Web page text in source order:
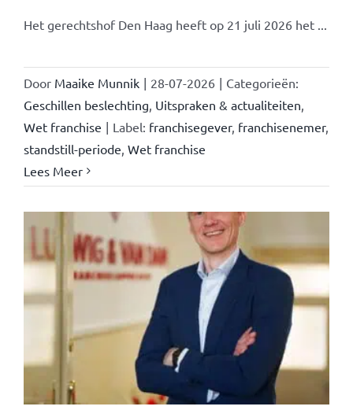
Het gerechtshof Den Haag heeft op 21 juli 2026 het ...
Door Maaike Munnik | 28-07-2026 | Categorieën:
Geschillen beslechting Uitspraken & actualiteiten
Wet franchise | Label: franchisegever, franchisenemer,
standstill-periode Wet franchise
Lees Meer